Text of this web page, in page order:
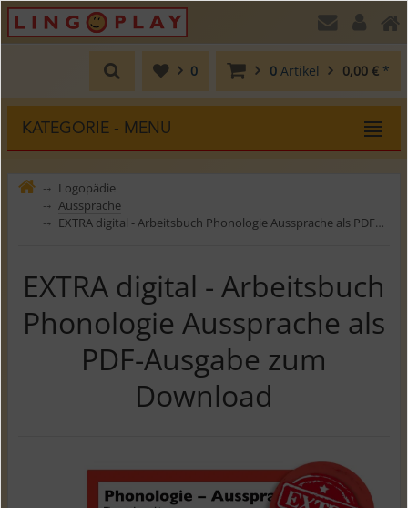
0 Artikel 0,00 € *
0
KATEGORIE - MENU
⤍ Logopädie
⤍ Aussprache
⤍ EXTRA digital - Arbeitsbuch Phonologie Aussprache als PDF-Ausgabe zum Download
EXTRA digital - Arbeitsbuch
Phonologie Aussprache als
PDF-Ausgabe zum
Download